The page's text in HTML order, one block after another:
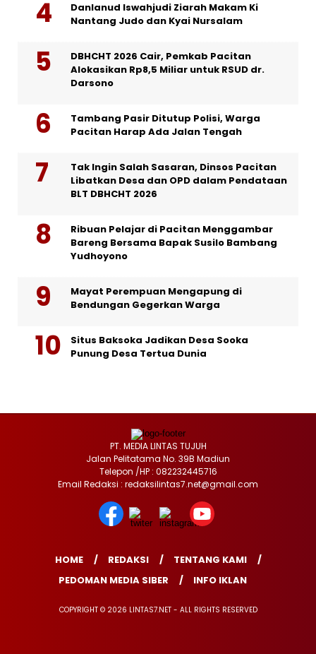
Danlanud Iswahjudi Ziarah Makam Ki
Nantang Judo dan Kyai Nursalam
DBHCHT 2026 Cair, Pemkab Pacitan
Alokasikan Rp8,5 Miliar untuk RSUD dr.
Darsono
Tambang Pasir Ditutup Polisi, Warga
Pacitan Harap Ada Jalan Tengah
Tak Ingin Salah Sasaran, Dinsos Pacitan
Libatkan Desa dan OPD dalam Pendataan
BLT DBHCHT 2026
Ribuan Pelajar di Pacitan Menggambar
Bareng Bersama Bapak Susilo Bambang
Yudhoyono
Mayat Perempuan Mengapung di
Bendungan Gegerkan Warga
Situs Baksoka Jadikan Desa Sooka
Punung Desa Tertua Dunia
PT. MEDIA LINTAS TUJUH
Jalan Pelitatama No. 39B Madiun
Telepon /HP : 082232445716
Email Redaksi : redaksilintas7.net@gmail.com
HOME REDAKSI
TENTANG KAMI
PEDOMAN MEDIA SIBER
INFO IKLAN
COPYRIGHT © 2026 LINTAS7.NET - ALL RIGHTS RESERVED